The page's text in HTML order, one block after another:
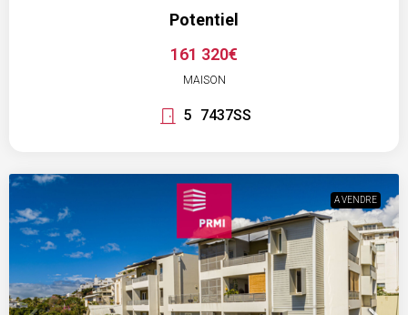
Potentiel
161 320€
MAISON
5 7437SS
A VENDRE